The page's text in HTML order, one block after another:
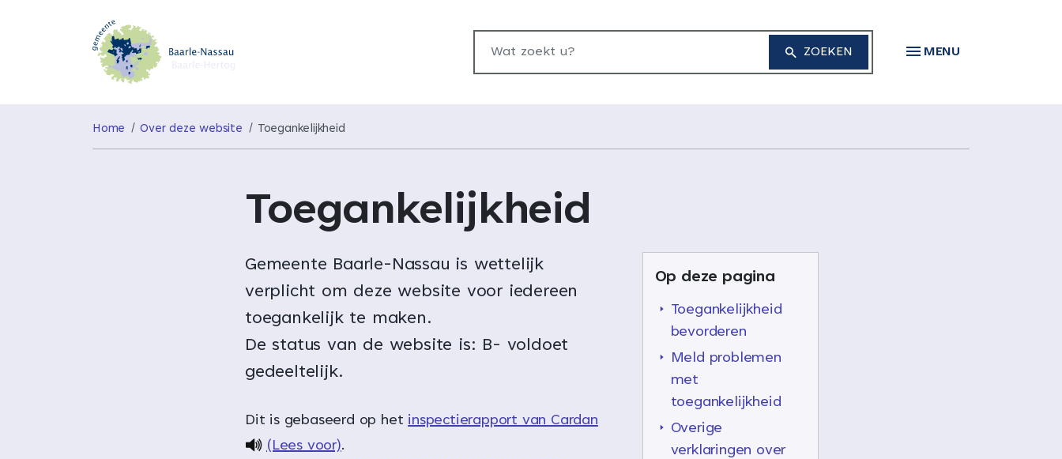
Wat zoekt u? MENU
Home Over deze website Toegankelijkheid
Toegankelijkheid
Gemeente Baarle-Nassau is wettelijk
verplicht om deze website voor iedereen
toegankelijk te maken.
De status van de website is: B- voldoet
gedeeltelijk.
Dit is gebaseerd op het inspectierapport van Cardan
(Lees voor).
Op deze pagina
Toegankelijkheid
bevorderen
Meld problemen
met
toegankelijkheid
Overige
verklaringen over